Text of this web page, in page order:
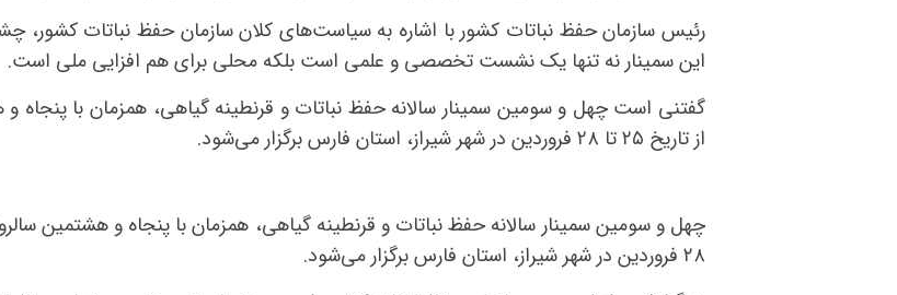
رئیس سازمان حفظ نباتات کشور با اشاره به سیاست‌های کلان سازمان حفظ نباتات کشور،
این سمینار نه تنها یک نشست تخصصی و علمی است بلکه محلی برای هم افزایی ملی است.
گفتنی است چهل و سومین سمینار سالانه حفظ نباتات و قرنطینه گیاهی، همزمان با پنجاه
از تاریخ ۲۵ تا ۲۸ فروردین در شهر شیراز، استان فارس برگزار می‌شود.
۲۸ فروردین در شهر شیراز، استان فارس برگزار می‌شود.